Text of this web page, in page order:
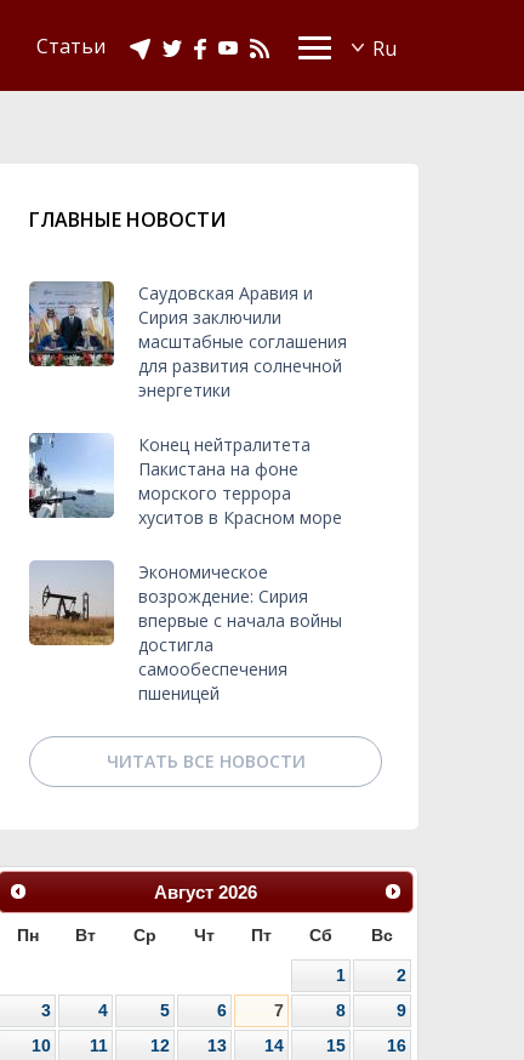
Статьи
ГЛАВНЫЕ НОВОСТИ
Саудовская Аравия и
Сирия заключили
масштабные соглашения
для развития солнечной
энергетики
Конец нейтралитета
Пакистана на фоне
морского террора
хуситов в Красном море
Экономическое
возрождение: Сирия
впервые с начала войны
достигла
самообеспечения
пшеницей
ЧИТАТЬ ВСЕ НОВОСТИ
Август 2026
Пн Вт Ср Чт Пт Сб Вс
1
2
3
4 5 6 7 8
9
10
11 12 13 14 15
16